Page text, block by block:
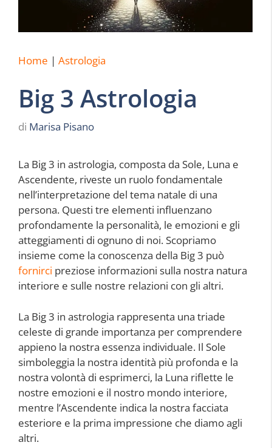
Home | Astrologia
Big 3 Astrologia
di Marisa Pisano
La Big 3 in astrologia, composta da Sole, Luna e
Ascendente, riveste un ruolo fondamentale
nell’interpretazione del tema natale di una
persona. Questi tre elementi influenzano
profondamente la personalità, le emozioni e gli
atteggiamenti di ognuno di noi. Scopriamo
insieme come la conoscenza della Big 3 può
fornirci preziose informazioni sulla nostra natura
interiore e sulle nostre relazioni con gli altri.
La Big 3 in astrologia rappresenta una triade
celeste di grande importanza per comprendere
appieno la nostra essenza individuale. Il Sole
simboleggia la nostra identità più profonda e la
nostra volontà di esprimerci, la Luna riflette le
nostre emozioni e il nostro mondo interiore,
mentre l’Ascendente indica la nostra facciata
esteriore e la prima impressione che diamo agli
altri.